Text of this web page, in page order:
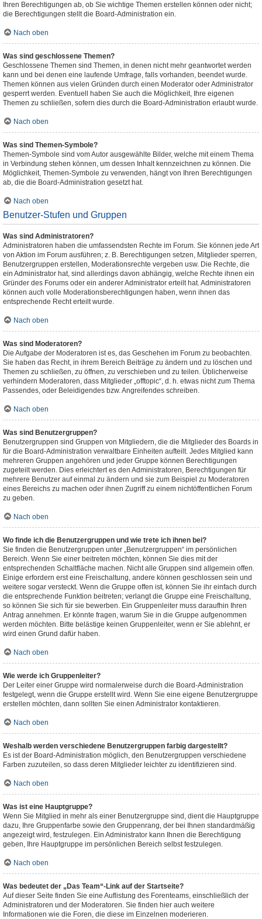
Ihren Berechtigungen ab, ob Sie wichtige Themen erstellen können oder nicht;
die Berechtigungen stellt die Board-Administration ein.
Nach oben
Was sind geschlossene Themen?
Geschlossene Themen sind Themen, in denen nicht mehr geantwortet werden
kann und bei denen eine laufende Umfrage, falls vorhanden, beendet wurde.
Themen können aus vielen Gründen durch einen Moderator oder Administrator
gesperrt werden. Eventuell haben Sie auch die Möglichkeit, Ihre eigenen
Themen zu schließen, sofern dies durch die Board-Administration erlaubt wurde.
Nach oben
Was sind Themen-Symbole?
Themen-Symbole sind vom Autor ausgewählte Bilder, welche mit einem Thema
in Verbindung stehen können, um dessen Inhalt kennzeichnen zu können. Die
Möglichkeit, Themen-Symbole zu verwenden, hängt von Ihren Berechtigungen
ab, die die Board-Administration gesetzt hat.
Nach oben
Benutzer-Stufen und Gruppen
Was sind Administratoren?
Administratoren haben die umfassendsten Rechte im Forum. Sie können jede Art
von Aktion im Forum ausführen; z. B. Berechtigungen setzen, Mitglieder sperren,
Benutzergruppen erstellen, Moderationsrechte vergeben usw. Die Rechte, die
ein Administrator hat, sind allerdings davon abhängig, welche Rechte ihnen ein
Gründer des Forums oder ein anderer Administrator erteilt hat. Administratoren
können auch volle Moderationsberechtigungen haben, wenn ihnen das
entsprechende Recht erteilt wurde.
Nach oben
Was sind Moderatoren?
Die Aufgabe der Moderatoren ist es, das Geschehen im Forum zu beobachten.
Sie haben das Recht, in ihrem Bereich Beiträge zu ändern und zu löschen und
Themen zu schließen, zu öffnen, zu verschieben und zu teilen. Üblicherweise
verhindern Moderatoren, dass Mitglieder „offtopic“, d. h. etwas nicht zum Thema
Passendes, oder Beleidigendes bzw. Angreifendes schreiben.
Nach oben
Was sind Benutzergruppen?
Benutzergruppen sind Gruppen von Mitgliedern, die die Mitglieder des Boards in
für die Board-Administration verwaltbare Einheiten aufteilt. Jedes Mitglied kann
mehreren Gruppen angehören und jeder Gruppe können Berechtigungen
zugeteilt werden. Dies erleichtert es den Administratoren, Berechtigungen für
mehrere Benutzer auf einmal zu ändern und sie zum Beispiel zu Moderatoren
eines Bereichs zu machen oder ihnen Zugriff zu einem nichtöffentlichen Forum
zu geben.
Nach oben
Wo finde ich die Benutzergruppen und wie trete ich ihnen bei?
Sie finden die Benutzergruppen unter „Benutzergruppen“ im persönlichen
Bereich. Wenn Sie einer beitreten möchten, können Sie dies mit der
entsprechenden Schaltfläche machen. Nicht alle Gruppen sind allgemein offen.
Einige erfordern erst eine Freischaltung, andere können geschlossen sein und
weitere sogar versteckt. Wenn die Gruppe offen ist, können Sie ihr einfach durch
die entsprechende Funktion beitreten; verlangt die Gruppe eine Freischaltung,
so können Sie sich für sie bewerben. Ein Gruppenleiter muss daraufhin Ihren
Antrag annehmen. Er könnte fragen, warum Sie in die Gruppe aufgenommen
werden möchten. Bitte belästige keinen Gruppenleiter, wenn er Sie ablehnt, er
wird einen Grund dafür haben.
Nach oben
Wie werde ich Gruppenleiter?
Der Leiter einer Gruppe wird normalerweise durch die Board-Administration
festgelegt, wenn die Gruppe erstellt wird. Wenn Sie eine eigene Benutzergruppe
erstellen möchten, dann sollten Sie einen Administrator kontaktieren.
Nach oben
Weshalb werden verschiedene Benutzergruppen farbig dargestellt?
Es ist der Board-Administration möglich, den Benutzergruppen verschiedene
Farben zuzuteilen, so dass deren Mitglieder leichter zu identifizieren sind.
Nach oben
Was ist eine Hauptgruppe?
Wenn Sie Mitglied in mehr als einer Benutzergruppe sind, dient die Hauptgruppe
dazu, Ihre Gruppenfarbe sowie den Gruppenrang, der bei Ihnen standardmäßig
angezeigt wird, festzulegen. Ein Administrator kann Ihnen die Berechtigung
geben, Ihre Hauptgruppe im persönlichen Bereich selbst festzulegen.
Nach oben
Was bedeutet der „Das Team“-Link auf der Startseite?
Auf dieser Seite finden Sie eine Auflistung des Forenteams, einschließlich der
Administratoren und der Moderatoren. Sie finden hier auch weitere
Informationen wie die Foren, die diese im Einzelnen moderieren.